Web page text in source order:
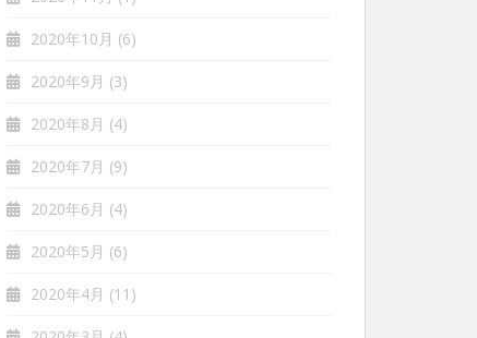
2020年10月 (6)
2020年9月 (3)
2020年8月 (4)
2020年7月 (9)
2020年6月 (4)
2020年5月 (6)
2020年4月 (11)